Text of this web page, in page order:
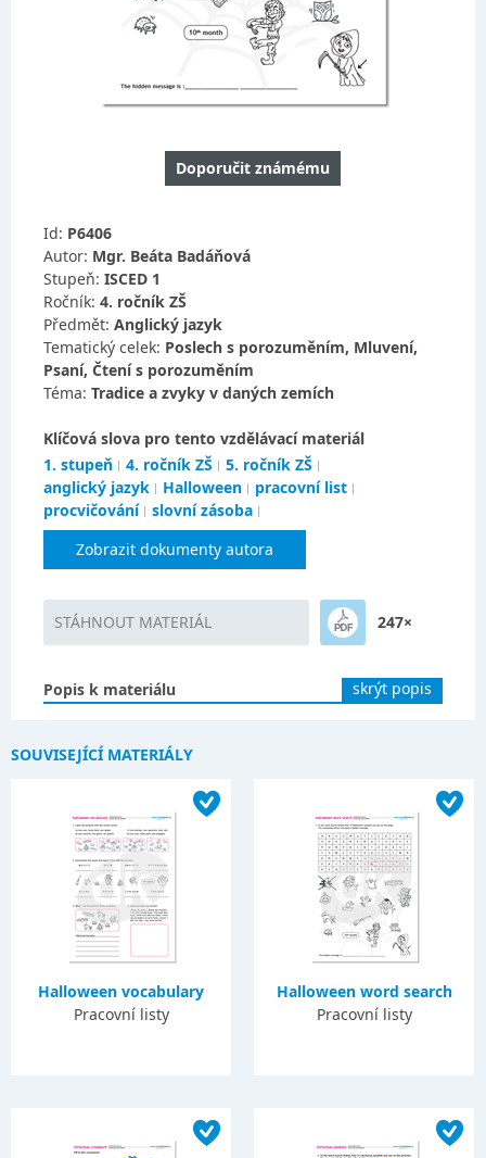
Doporučit známému
Id: P6406
Autor: Mgr. Beáta Badáňová
Stupeň: ISCED 1
Ročník: 4. ročník ZŠ
Předmět: Anglický jazyk
Tematický celek: Poslech s porozuměním, Mluvení,
Psaní, Čtení s porozuměním
Téma: Tradice a zvyky v daných zemích
Klíčová slova pro tento vzdělávací materiál
1. stupeň
4. ročník ZŠ
5. ročník ZŠ
anglický jazyk
Halloween
pracovní list
procvičování
slovní zásoba
Zobrazit dokumenty autora
STÁHNOUT MATERIÁL 247×
Popis k materiálu skrýt popis
SOUVISEJÍCÍ MATERIÁLY
Halloween vocabulary
Pracovní listy
Halloween word search
Pracovní listy